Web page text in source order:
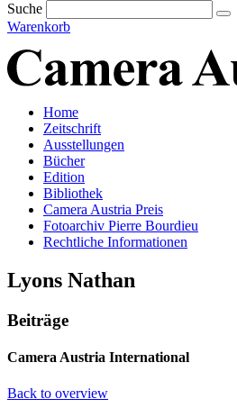
Suche
Warenkorb
Home
Zeitschrift
Ausstellungen
Bücher
Edition
Bibliothek
Camera Austria Preis
Fotoarchiv Pierre Bourdieu
Rechtliche Informationen
Lyons Nathan
Beiträge
Camera Austria International
Back to overview